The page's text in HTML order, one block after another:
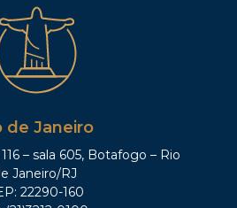
de Janeiro
– sala 605, Botafogo – Rio
Janeiro/RJ
22290-160